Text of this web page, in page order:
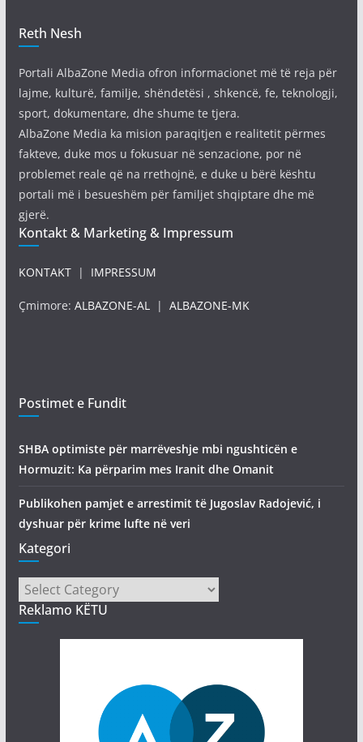
Reth Nesh
Portali AlbaZone Media ofron informacionet më të reja për
lajme, kulturë, familje, shëndetësi , shkencë, fe, teknologji,
sport, dokumentare, dhe shume te tjera.
AlbaZone Media ka mision paraqitjen e realitetit përmes
fakteve, duke mos u fokusuar në senzacione, por në
problemet reale që na rrethojnë, e duke u bërë kështu
portali më i besueshëm për familjet shqiptare dhe më
gjerë.
Kontakt & Marketing & Impressum
KONTAKT| IMPRESSUM
Çmimore: ALBAZONE-AL| ALBAZONE-MK
Postimet e Fundit
SHBA optimiste për marrëveshje mbi ngushticën e
Hormuzit: Ka përparim mes Iranit dhe Omanit
Publikohen pamjet e arrestimit të Jugoslav Radojević, i
dyshuar për krime lufte në veri
Kategori
Kategori
Reklamo KËTU